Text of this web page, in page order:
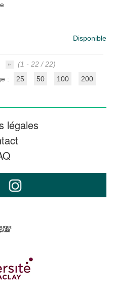
Disponible
(1 - 22 / 22)
:
25 50 100 200
légales